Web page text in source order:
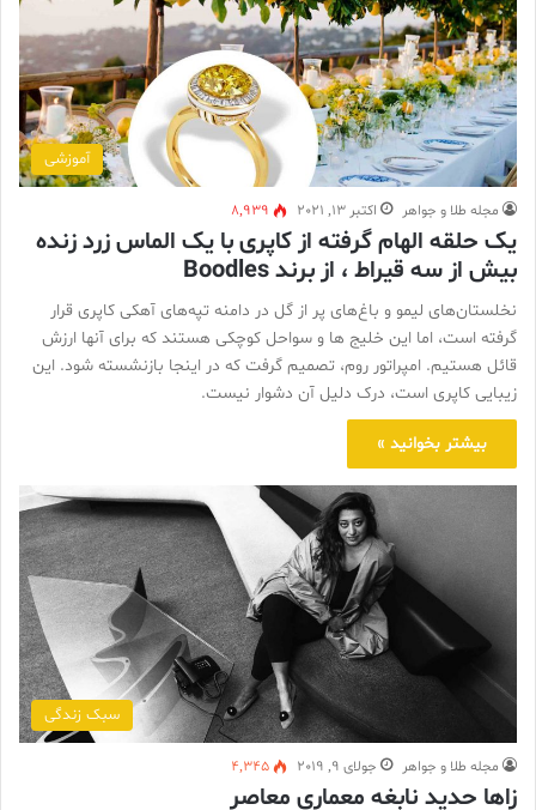
آموزشی
مجله طلا و جواهر اکتبر 13, 2021 8,939
یک حلقه الهام گرفته از کاپری با یک الماس زرد زنده
بیش از سه قیراط ، از برند Boodles
نخلستان‌های لیمو و باغ‌های پر از گل در دامنه تپه‌های آهکی کاپری قرار
گرفته است، اما این خلیج ها و سواحل کوچکی هستند که برای آنها ارزش
قائل هستیم. امپراتور روم، تصمیم گرفت که در اینجا بازنشسته شود. این
زیبایی کاپری است، درک دلیل آن دشوار نیست.
بیشتر بخوانید »
سبک زندگی
مجله طلا و جواهر جولای 9, 2019 4,345
زاها حديد نابغه معماری معاصر